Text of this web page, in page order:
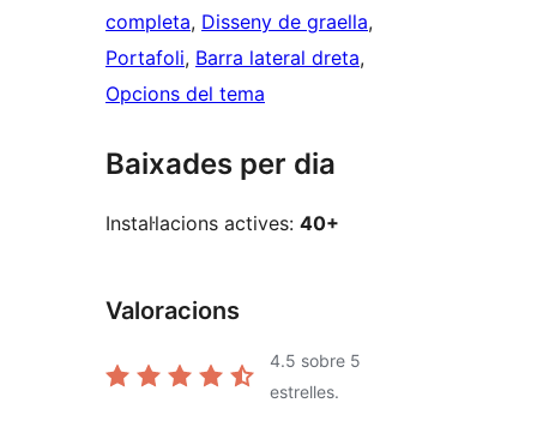
completa, Disseny de graella
Portafoli, Barra lateral dreta
Opcions del tema
Baixades per dia
Instal·lacions actives: 40+
Valoracions
4.5 sobre 5
estrelles.